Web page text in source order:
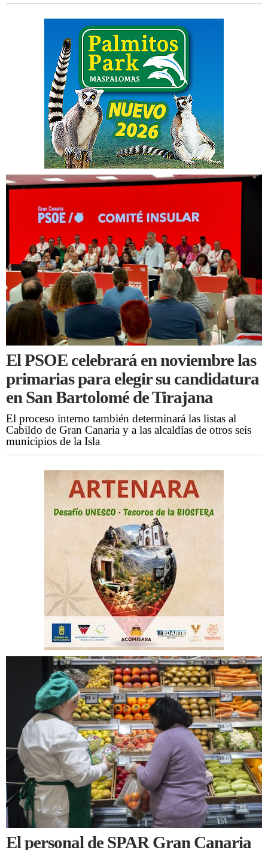
El PSOE celebrará en noviembre las
primarias para elegir su candidatura
en San Bartolomé de Tirajana
El proceso interno también determinará las listas al
Cabildo de Gran Canaria y a las alcaldías de otros seis
municipios de la Isla
El personal de SPAR Gran Canaria